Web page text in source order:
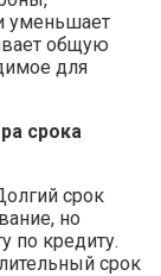
уменьшает
общую
для
срока
срок
но
по кредиту.
срок